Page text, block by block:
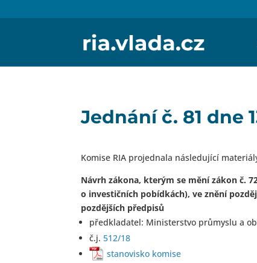
Jednání č. 81 dne
Komise RIA projednala následující
Návrh zákona, kterým se mění zákon č.
o investičních pobídkách), ve znění
pozdějších předpisů
předkladatel: Ministerstvo průmyslu a
č.j.512/18
stanovisko komise